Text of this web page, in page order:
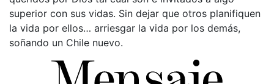
superior con sus vidas. Sin dejar que otros planifiquen
la vida por ellos… arriesgar la vida por los demás,
soñando un Chile nuevo.